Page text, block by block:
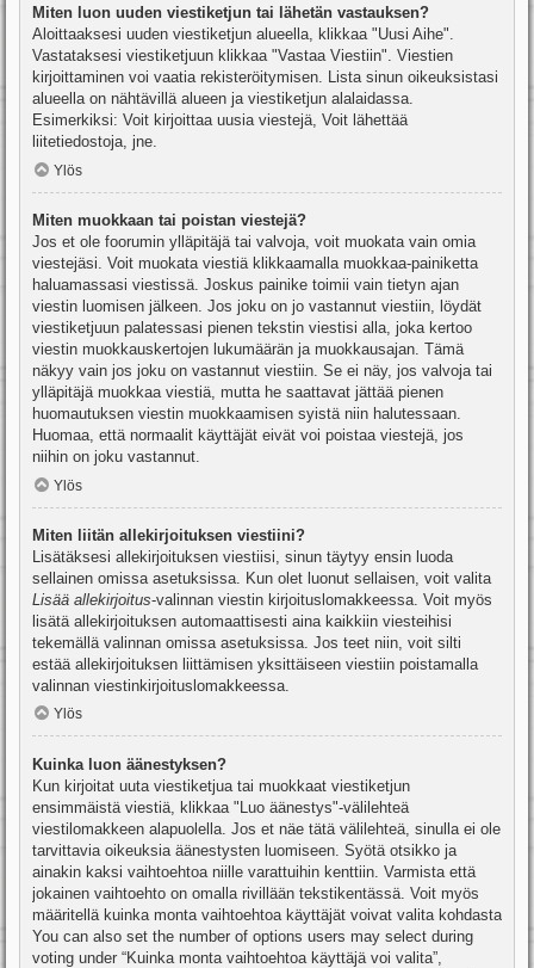
Miten luon uuden viestiketjun tai lähetän vastauksen?
Aloittaaksesi uuden viestiketjun alueella, klikkaa "Uusi Aihe".
Vastataksesi viestiketjuun klikkaa "Vastaa Viestiin". Viestien
kirjoittaminen voi vaatia rekisteröitymisen. Lista sinun oikeuksistasi
alueella on nähtävillä alueen ja viestiketjun alalaidassa.
Esimerkiksi: Voit kirjoittaa uusia viestejä, Voit lähettää
liitetiedostoja, jne.
Ylös
Miten muokkaan tai poistan viestejä?
Jos et ole foorumin ylläpitäjä tai valvoja, voit muokata vain omia
viestejäsi. Voit muokata viestiä klikkaamalla muokkaa-painiketta
haluamassasi viestissä. Joskus painike toimii vain tietyn ajan
viestin luomisen jälkeen. Jos joku on jo vastannut viestiin, löydät
viestiketjuun palatessasi pienen tekstin viestisi alla, joka kertoo
viestin muokkauskertojen lukumäärän ja muokkausajan. Tämä
näkyy vain jos joku on vastannut viestiin. Se ei näy, jos valvoja tai
ylläpitäjä muokkaa viestiä, mutta he saattavat jättää pienen
huomautuksen viestin muokkaamisen syistä niin halutessaan.
Huomaa, että normaalit käyttäjät eivät voi poistaa viestejä, jos
niihin on joku vastannut.
Ylös
Miten liitän allekirjoituksen viestiini?
Lisätäksesi allekirjoituksen viestiisi, sinun täytyy ensin luoda
sellainen omissa asetuksissa. Kun olet luonut sellaisen, voit valita
Lisää allekirjoitus-valinnan viestin kirjoituslomakkeessa. Voit myös
lisätä allekirjoituksen automaattisesti aina kaikkiin viesteihisi
tekemällä valinnan omissa asetuksissa. Jos teet niin, voit silti
estää allekirjoituksen liittämisen yksittäiseen viestiin poistamalla
valinnan viestinkirjoituslomakkeessa.
Ylös
Kuinka luon äänestyksen?
Kun kirjoitat uuta viestiketjua tai muokkaat viestiketjun
ensimmäistä viestiä, klikkaa "Luo äänestys"-välilehteä
viestilomakkeen alapuolella. Jos et näe tätä välilehteä, sinulla ei ole
tarvittavia oikeuksia äänestysten luomiseen. Syötä otsikko ja
ainakin kaksi vaihtoehtoa niille varattuihin kenttiin. Varmista että
jokainen vaihtoehto on omalla rivillään tekstikentässä. Voit myös
määritellä kuinka monta vaihtoehtoa käyttäjät voivat valita kohdasta
You can also set the number of options users may select during
voting under “Kuinka monta vaihtoehtoa käyttäjä voi valita”,